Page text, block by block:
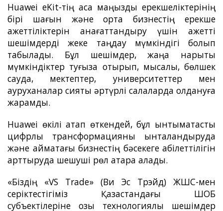
Huawei eKit-тің аса маңызды ерекшеліктерінің
бірі шағын және орта бизнестің ерекше
қажеттіліктерін қанағаттандыру үшін қажетті
шешімдерді жеке таңдау мүмкіндігі болып
табылады. Бұл шешімдер, жаңа нарықтық
мүмкіндіктер туғыза отырып, мысалы, бөлшек
сауда, мектептер, университеттер мен
ауруханалар сияқты әртүрлі салаларда қолдануға
жарамды.
Huawei өкілі атап өткендей, бұл ынтымақтастық
цифрлық трансформацияны ынталандыруда
және аймақтағы бизнестің бәсекеге қабілеттілігін
арттыруда шешуші рөл атқара алады.
«Біздің «VS Trade» (Ви Эс Трэйд) ЖШС-мен
серіктестігіміз Қазақстандағы ШОБ
субъектілеріне озық технологиялық шешімдер